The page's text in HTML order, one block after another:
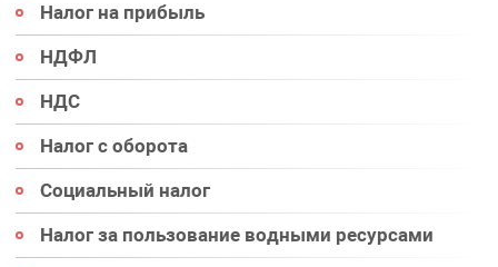
Налог на прибыль
НДФЛ
НДС
Налог с оборота
Социальный налог
Налог за пользование водными ресурсами